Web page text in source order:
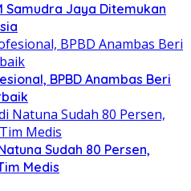
Samudra Jaya Ditemukan
BPBD Anambas Beri
Sudah 80 Persen,
Medis